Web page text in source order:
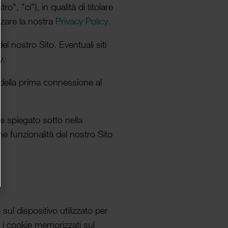
"ci"), in qualità di titolare
la nostra Privacy Policy.
nostro Sito. Even­tuali siti
prima connes­sione al
spiegato sotto nella
funzionalità del nostro Sito
dispositivo utiliz­zato per
cookie memoriz­zati sul